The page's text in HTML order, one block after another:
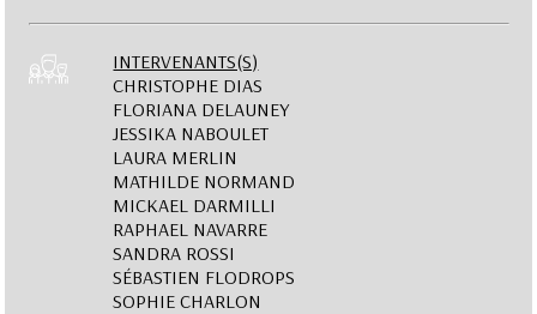
INTERVENANTS(S)
CHRISTOPHE DIAS
FLORIANA DELAUNEY
JESSIKA NABOULET
LAURA MERLIN
MATHILDE NORMAND
MICKAEL DARMILLI
RAPHAEL NAVARRE
SANDRA ROSSI
SÉBASTIEN FLODROPS
SOPHIE CHARLON